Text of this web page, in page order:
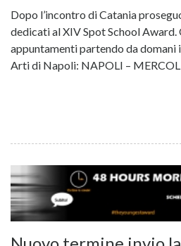
Dopo l’incontro di Catania
dedicati al XIV Spot School
appuntamenti partendo da domani
Arti di Napoli: NAPOLI –